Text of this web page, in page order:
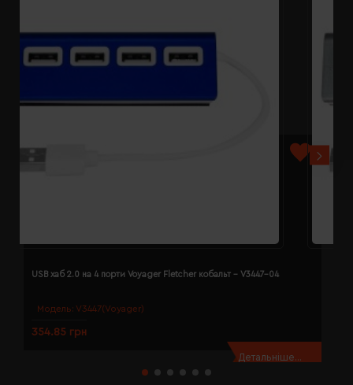
Модель: V3447(Voyager)
USB хаб 2.0 на 4 порти Voyager Fletcher кобальт - V3447-04
354.85 грн
Детальніше...